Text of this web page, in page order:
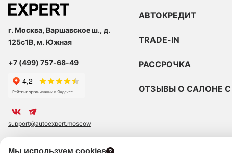
Мы используем cookies
г. Москва, Варшавское ш., д.
125с1В, м. Южная
+7 (499) 757-68-49
support@autoexpert.moscow
АВТОКРЕДИТ
TRADE-IN
РАССРОЧКА
ОТЗЫВЫ О САЛОНЕ
ООО «АВТОЭКСПЕРТ125» ИНН: 9723203785 ОГРН: 1237700461272
ЮРИДИЧЕСКИЙ АДРЕС: 109390 ГОР. МОСКВА, УЛ. ЛЮБЛИНСКАЯ, Д. 47,